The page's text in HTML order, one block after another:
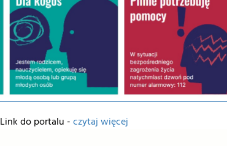
Link do portalu -czytaj więcej